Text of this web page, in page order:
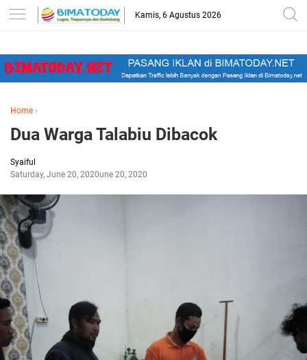
-->
Kamis, 6 Agustus 2026
Home ›
Dua Warga Talabiu Dibacok
Syaiful
Saturday, June 20, 2020June 20, 2020